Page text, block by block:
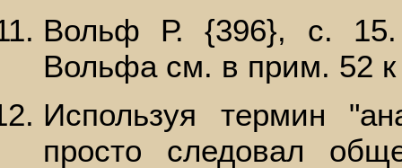
Вольф Р. {396}, с. 15.
Вольфа см. в прим. 52 к
Используя термин
просто следовал